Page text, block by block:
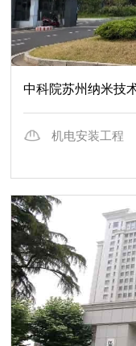
中科院苏州纳米技
机电安装工程